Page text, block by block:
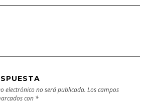
electrónico no será publicada. Los campos
con *